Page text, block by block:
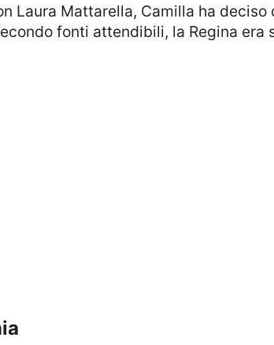
fonti attendibili, la Regina